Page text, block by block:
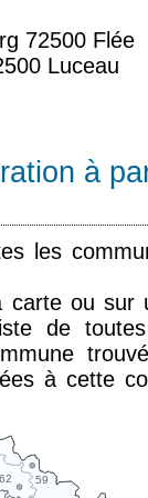
72500 Flée
Luceau
à
les
carte ou sur
de
à cette
59
62